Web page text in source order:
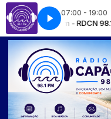
07:00 - 19:00
- RDCN 98.1FMFesta do